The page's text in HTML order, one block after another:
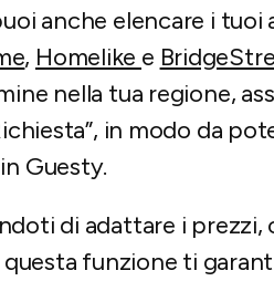
anche elencare i
, Homelike e
nella tua regione,
in modo da
Guesty.
di adattare i
funzione ti